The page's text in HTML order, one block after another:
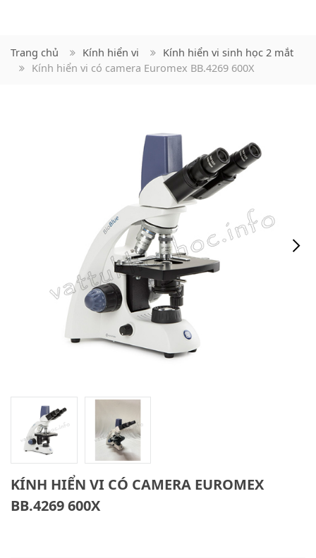
Trang chủ Kính hiển vi
Kính hiển vi sinh học 2 mắt
Kính hiển vi có camera Euromex BB.4269 600X
KÍNH HIỂN VI CÓ CAMERA EUROMEX
BB.4269 600X